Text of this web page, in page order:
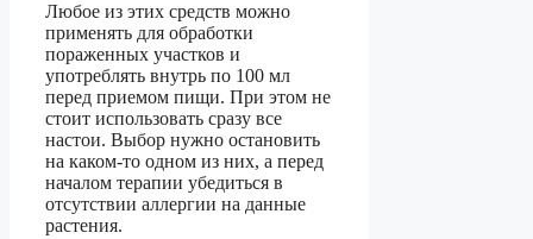
Любое из этих средств можно
применять для обработки
пораженных участков и
употреблять внутрь по 100 мл
перед приемом пищи. При этом не
стоит использовать сразу все
настои. Выбор нужно остановить
на каком-то одном из них, а перед
началом терапии убедиться в
отсутствии аллергии на данные
растения.